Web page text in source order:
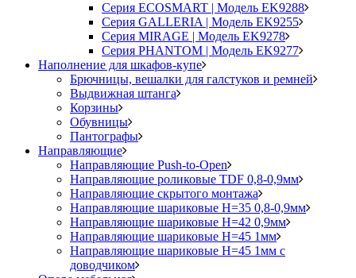
Серия ECOSMART | Модель EK9288
Серия GALLERIA | Модель EK9255
Серия MIRAGE | Модель EK9278
Серия PHANTOM | Модель EK9277
Наполнение для шкафов-купе
Брючницы, вешалки для галстуков и ремней
Выдвижная штанга
Корзины
Обувницы
Пантографы
Направляющие
Направляющие Push-to-Open
Направляющие роликовые TDF 0,8-0,9мм
Направляющие скрытого монтажа
Направляющие шариковые H=35 0,8-0,9мм
Направляющие шариковые H=42 0,9мм
Направляющие шариковые H=45 1мм
Направляющие шариковые H=45 1мм с
доводчиком